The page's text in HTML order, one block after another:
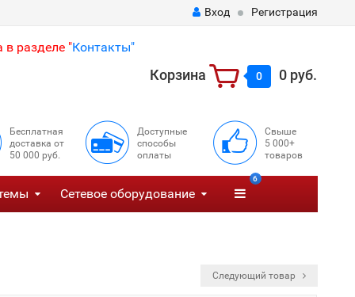
Вход Регистрация
разделе "Контакты"
Корзина 0 0 руб.
Бесплатная
доставка от
50 000 руб.
Доступные
способы
оплаты
Свыше
5 000+
товаров
Сетевое оборудование
6
Следующий товар